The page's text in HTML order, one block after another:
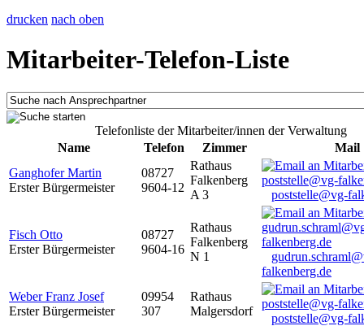
drucken nach oben
Mitarbeiter-Telefon-Liste
Telefonliste der Mitarbeiter/innen der Verwaltung
Name
Telefon Zimmer
Mail
Ganghofer Martin
Erster Bürgermeister
08727
9604-12
Rathaus
Falkenberg
A 3
poststelle@vg-
Fisch Otto
Erster Bürgermeister
08727
9604-16
Rathaus
Falkenberg
N 1
falkenberg.de
Weber Franz Josef
Erster Bürgermeister
09954
307
Rathaus
Malgersdorf
poststelle@vg-